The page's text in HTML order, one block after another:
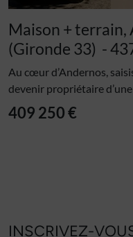
Maison + terrain,
(Gironde 33) -
Au cœur d’Andernos,
devenir propriétaire d’une
409 250 €
INSCRIVEZ-